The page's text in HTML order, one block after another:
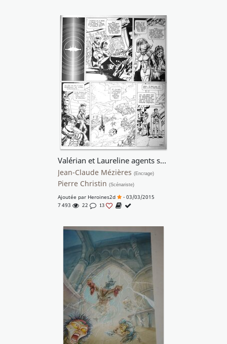
Valérian et Laureline agents spatio-temporels - Les héros de l'équinoxe
Jean-Claude Mézières (Encrage)
Pierre Christin (Scénariste)
Ajoutée par Heroines2d
- 03/03/2015
7 493
22 13